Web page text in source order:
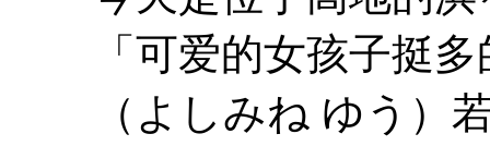
「可爱的女孩子挺
（よしみね ゆう）